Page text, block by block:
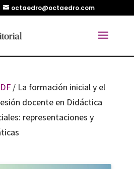
octaedro@octaedro.com
/ La formación inicial y el
docente en Didáctica
representaciones y